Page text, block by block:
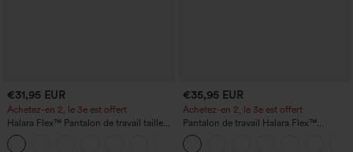
€31,95 EUR
Achetez-en 2, le 3e est offert
Halara Flex™ Pantalon de travail taille
haute avec poche latérale arrière et
légère coupe évasée
€35,95 EUR
Achetez-en 2, le 3e est offert
Pantalon de travail Halara Flex™
DayStretch à taille haute, avec poches et
coupe droite